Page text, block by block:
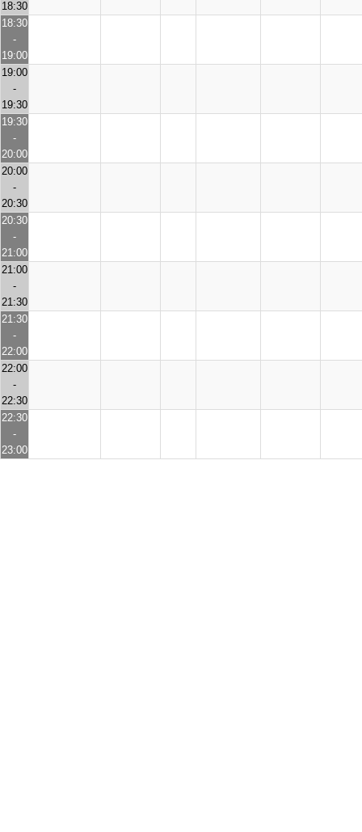
18:30
18:30
-
19:00
19:00
-
19:30
19:30
-
20:00
20:00
-
20:30
20:30
-
21:00
21:00
-
21:30
21:30
-
22:00
22:00
-
22:30
22:30
-
23:00